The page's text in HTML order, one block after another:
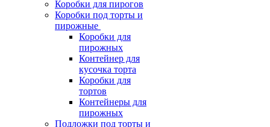
Коробки для пирогов
Коробки под торты и
пирожные
Коробки для
пирожных
Контейнер для
кусочка торта
Коробки для
тортов
Контейнеры для
пирожных
Подложки под торты и